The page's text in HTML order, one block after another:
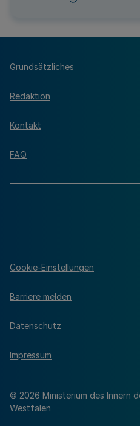
Grundsätzliches
Redaktion
Kontakt
FAQ
© 2026 Ministerium des Innern
Westfalen
Cookie-Einstellungen
Barriere melden
Datenschutz
Impressum